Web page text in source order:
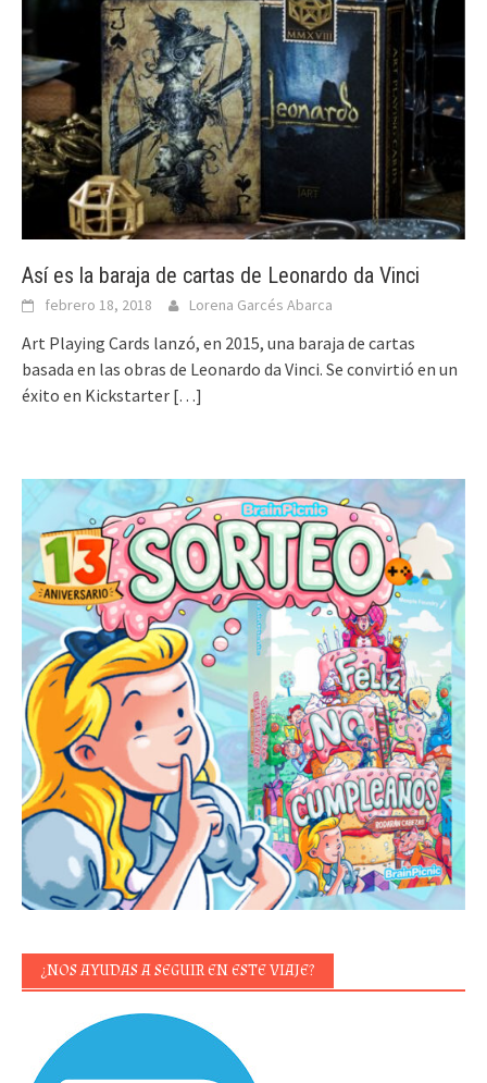
Así es la baraja de cartas de Leonardo da Vinci
febrero 18, 2018 Lorena Garcés Abarca
Art Playing Cards lanzó, en 2015, una baraja de cartas
basada en las obras de Leonardo da Vinci. Se convirtió en un
éxito en Kickstarter […]
¿NOS AYUDAS A SEGUIR EN ESTE VIAJE?